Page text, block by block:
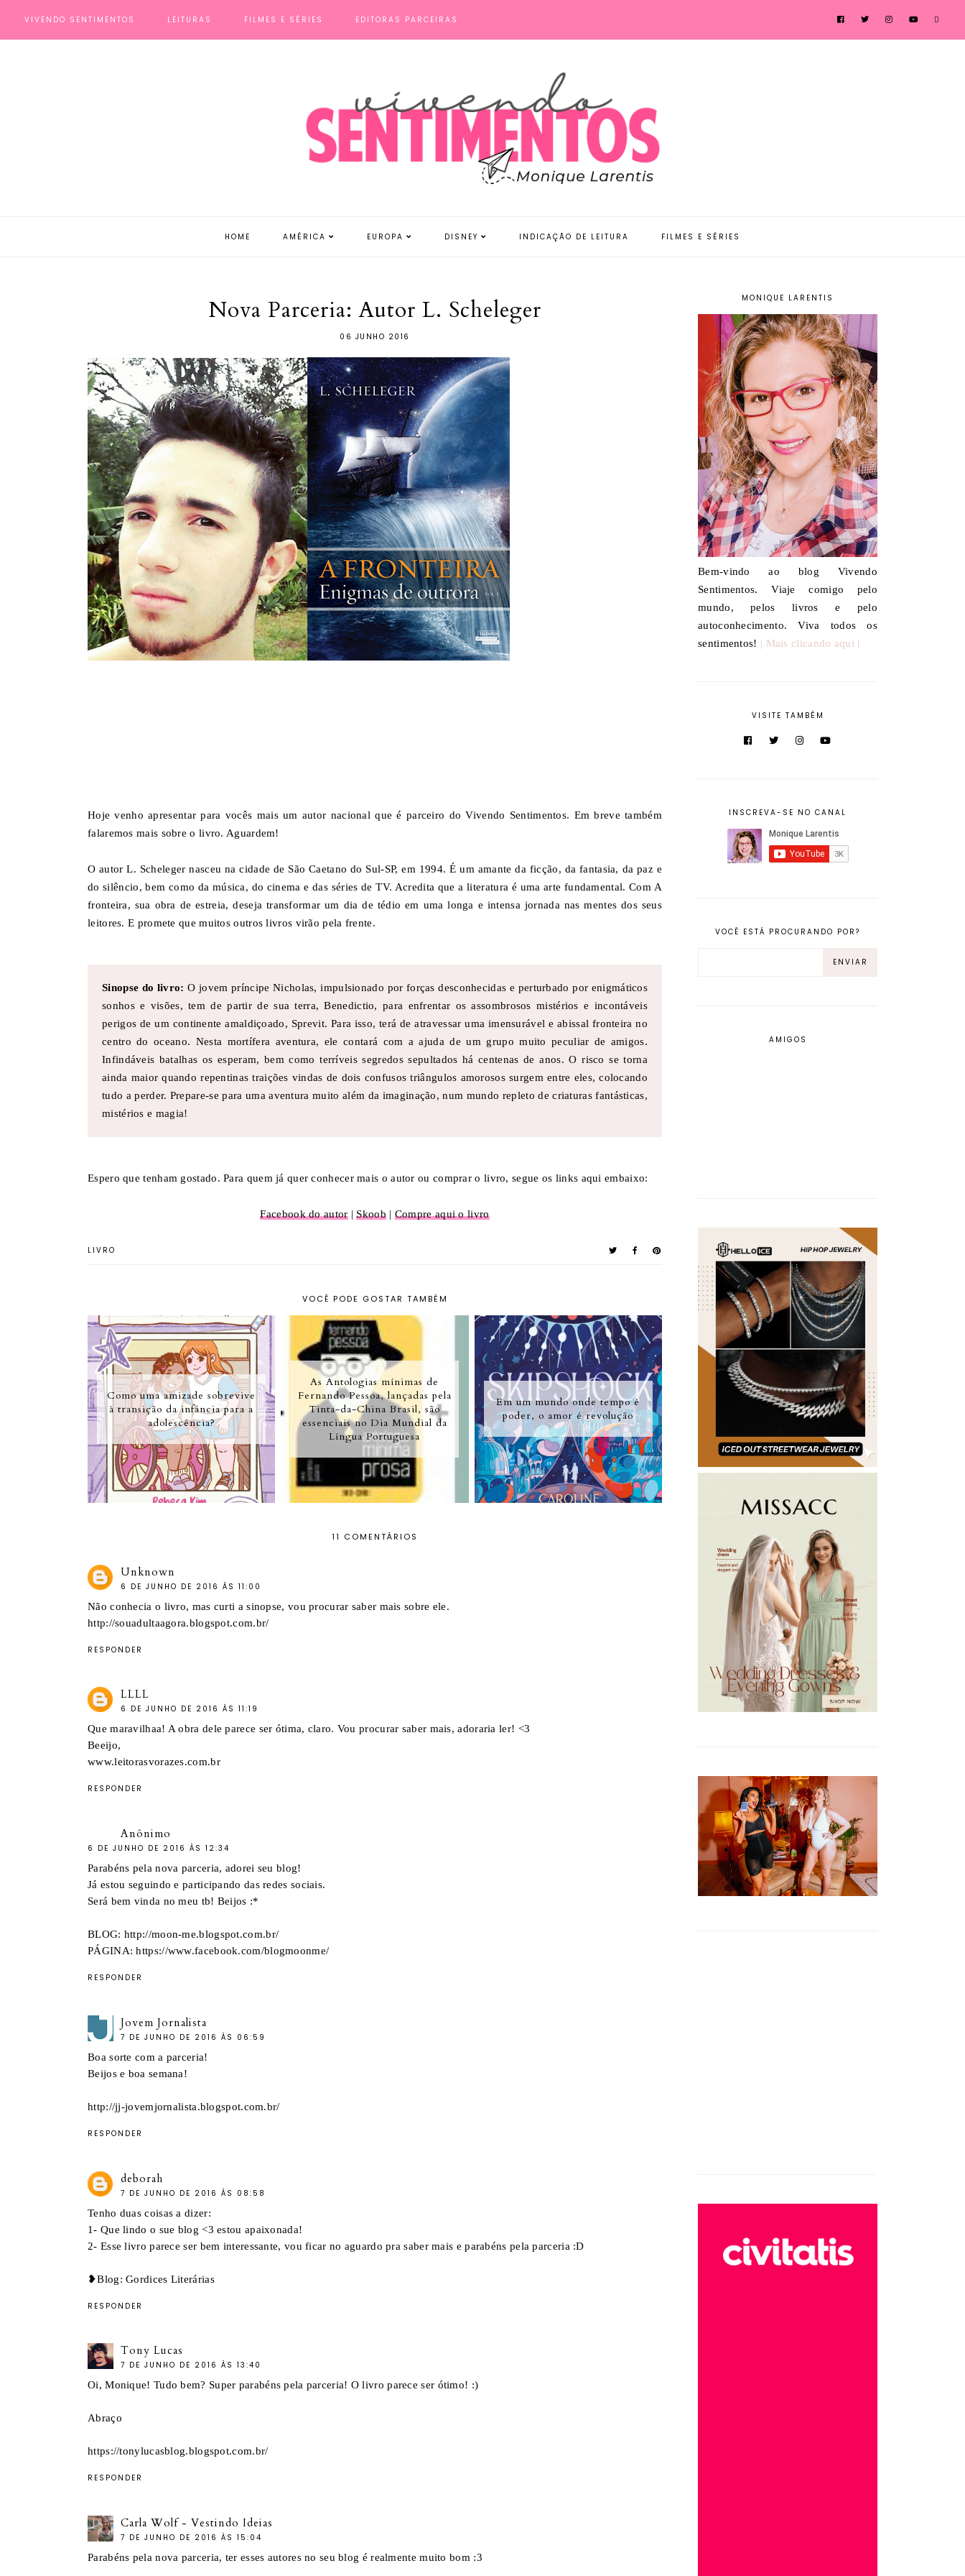
VIVENDO SENTIMENTOS LEITURAS FILMES E SÉRIES EDITORAS PARCEIRAS
HOME AMÉRICA EUROPA DISNEY INDICAÇÃO DE LEITURA FILMES E SÉRIES
Nova Parceria: Autor L. Scheleger
06 JUNHO 2016
Hoje venho apresentar para vocês mais um autor nacional que é parceiro do Vivendo Sentimentos. Em breve também
falaremos mais sobre o livro. Aguardem!
O autor L. Scheleger nasceu na cidade de São Caetano do Sul-SP, em 1994. É um amante da ficção, da fantasia, da paz e
do silêncio, bem como da música, do cinema e das séries de TV. Acredita que a literatura é uma arte fundamental. Com A
fronteira, sua obra de estreia, deseja transformar um dia de tédio em uma longa e intensa jornada nas mentes dos seus
leitores. E promete que muitos outros livros virão pela frente.
Sinopse do livro: O jovem príncipe Nicholas, impulsionado por forças desconhecidas e perturbado por enigmáticos
sonhos e visões, tem de partir de sua terra, Benedictio, para enfrentar os assombrosos mistérios e incontáveis
perigos de um continente amaldiçoado, Sprevit. Para isso, terá de atravessar uma imensurável e abissal fronteira no
centro do oceano. Nesta mortífera aventura, ele contará com a ajuda de um grupo muito peculiar de amigos.
Infindáveis batalhas os esperam, bem como terríveis segredos sepultados há centenas de anos. O risco se torna
ainda maior quando repentinas traições vindas de dois confusos triângulos amorosos surgem entre eles, colocando
tudo a perder. Prepare-se para uma aventura muito além da imaginação, num mundo repleto de criaturas fantásticas,
mistérios e magia!
Espero que tenham gostado. Para quem já quer conhecer mais o autor ou comprar o livro, segue os links aqui embaixo:
Facebook do autor|Skoob| Compre aqui o livro
LIVRO
VOCÊ PODE GOSTAR TAMBÉM
Como uma amizade sobrevive
à transição da infância para a
adolescência?
As Antologias mínimas de
Fernando Pessoa, lançadas pela
Tinta-da-China Brasil, são
essenciais no Dia Mundial da
Língua Portuguesa
Em um mundo onde tempo é
poder, o amor é revolução
11 COMENTÁRIOS
Unknown
6 DE JUNHO DE 2016 ÀS 11:00
Não conhecia o livro, mas curti a sinopse, vou procurar saber mais sobre ele.
http://souadultaagora.blogspot.com.br/
RESPONDER
LLLL
6 DE JUNHO DE 2016 ÀS 11:19
Que maravilhaa! A obra dele parece ser ótima, claro. Vou procurar saber mais, adoraria ler! <3
Beeijo,
www.leitorasvorazes.com.br
RESPONDER
Anônimo
6 DE JUNHO DE 2016 ÀS 12:34
Parabéns pela nova parceria, adorei seu blog!
Já estou seguindo e participando das redes sociais.
Será bem vinda no meu tb! Beijos :*
BLOG: http://moon-me.blogspot.com.br/
PÁGINA: https://www.facebook.com/blogmoonme/
RESPONDER
Jovem Jornalista
7 DE JUNHO DE 2016 ÀS 06:59
Boa sorte com a parceria!
Beijos e boa semana!
http://jj-jovemjornalista.blogspot.com.br/
RESPONDER
deborah
7 DE JUNHO DE 2016 ÀS 08:58
Tenho duas coisas a dizer:
1- Que lindo o sue blog <3 estou apaixonada!
2- Esse livro parece ser bem interessante, vou ficar no aguardo pra saber mais e parabéns pela parceria :D
❥Blog: Gordices Literárias
RESPONDER
Tony Lucas
7 DE JUNHO DE 2016 ÀS 13:40
Oi, Monique! Tudo bem? Super parabéns pela parceria! O livro parece ser ótimo! :)
Abraço
https://tonylucasblog.blogspot.com.br/
RESPONDER
Carla Wolf - Vestindo Ideias
7 DE JUNHO DE 2016 ÀS 15:04
Parabéns pela nova parceria, ter esses autores no seu blog é realmente muito bom :3
MONIQUE LARENTIS
Bem-vindo ao blog Vivendo
Sentimentos. Viaje comigo pelo
mundo, pelos livros e pelo
autoconhecimento. Viva todos os
sentimentos! | Mais clicando aqui |
VISITE TAMBÉM
INSCREVA-SE NO CANAL
VOCÊ ESTÁ PROCURANDO POR?
AMIGOS